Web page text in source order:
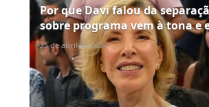
Por que Davi falou da
sobre programa vem à tona e
25 de abril de 2024